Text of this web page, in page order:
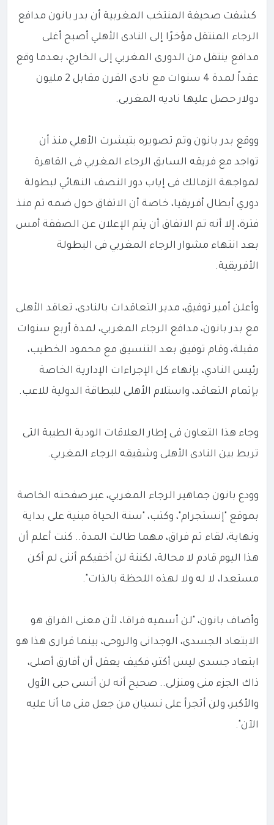
كشفت صحيفة المنتخب المغربية أن بدر بانون مدافع
الرجاء المنتقل مؤخرًا إلى النادى الأهلي أصبح أغلى
مدافع ينتقل من الدورى المغربي إلى الخارج، بعدما وقع
عقداً لمدة 4 سنوات مع نادى القرن مقابل 2 مليون
دولار حصل عليها ناديه المغربى.
ووقع بدر بانون وتم تصويره بتيشرت الأهلي منذ أن
تواجد مع فريقه السابق الرجاء المغربي فى القاهرة
لمواجهة الزمالك فى إياب دور النصف النهائي لبطولة
دوري أبطال أفريقيا، خاصة أن الاتفاق حول ضمه تم منذ
فترة، إلا أنه تم الاتفاق أن يتم الإعلان عن الصفقة أمس
بعد انتهاء مشوار الرجاء المغربي فى البطولة
الأفريقية.
وأعلن أمير توفيق، مدير التعاقدات بالنادى، تعاقد الأهلى
مع بدر بانون، مدافع الرجاء المغربي، لمدة أربع سنوات
مقبلة، وقام توفيق بعد التنسيق مع محمود الخطيب،
رئيس النادي، بإنهاء كل الإجراءات الإدارية الخاصة
بإتمام التعاقد، واستلام الأهلى للبطاقة الدولية للاعب.
وجاء هذا التعاون فى إطار العلاقات الودية الطيبة التى
تربط بين النادى الأهلى وشقيقه الرجاء المغربي.
وودع بانون جماهير الرجاء المغربي، عبر صفحته الخاصة
بموقع "إنستجرام"، وكتب، "سنة الحياة مبنية على بداية
ونهاية، لقاء ثم فراق، مهما طالت المدة.. كنت أعلم أن
هذا اليوم قادم لا محالة، لكننة لن أخفيكم أننى لم أكن
مستعدا، لا له ولا لهذه اللحظة بالذات".
وأضاف بانون، "لن أسميه فراقا، لأن معنى الفراق هو
الابتعاد الجسدى، الوجدانى والروحى، بينما قرارى هذا هو
ابتعاد جسدى ليس أكثر، فكيف يعقل أن أفارق أصلى،
ذاك الجزء منى ومنزلى.. صحيح أنه لن أنسى حبى الأول
والأكبر، ولن أتجرأ على نسيان من جعل منى ما أنا عليه
الآن".